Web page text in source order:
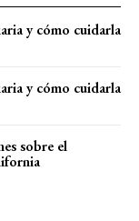
y cómo cuidarla
y cómo cuidarla
sobre el